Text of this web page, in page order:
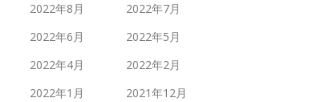
2022年8月
2022年7月
2022年6月
2022年5月
2022年4月
2022年2月
2022年1月
2021年12月